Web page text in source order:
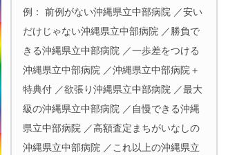
例： 前例がない沖縄県立中部病院 ／安い
だけじゃない沖縄県立中部病院 ／勝負で
きる沖縄県立中部病院 ／一歩差をつける
沖縄県立中部病院 ／沖縄県立中部病院＋
特典付 ／欲張り沖縄県立中部病院 ／最大
級の沖縄県立中部病院 ／自慢できる沖縄
県立中部病院 ／高額査定まちがいなしの
沖縄県立中部病院 ／これ以上の沖縄県立